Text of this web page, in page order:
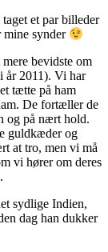
et par billeder
mine synder
bevidste om
år 2011). Vi har
tætte på ham
De fortæller de
og på nært hold.
guldkæder og
at tro, men vi må
vi hører om deres
sydlige Indien,
dag han dukker